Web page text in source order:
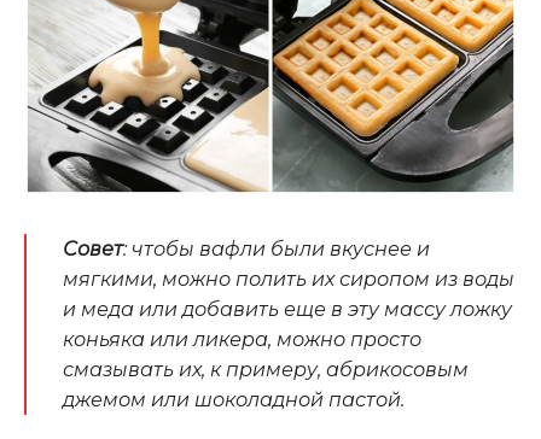
Совет: чтобы вафли были вкуснее и
мягкими, можно полить их сиропом из воды
и меда или добавить еще в эту массу ложку
коньяка или ликера, можно просто
смазывать их, к примеру, абрикосовым
джемом или шоколадной пастой.